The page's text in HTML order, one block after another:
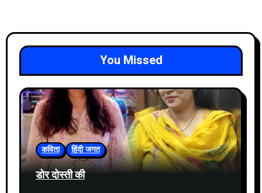
You Missed
कविता हिंदी जगत
डोर दोस्ती की